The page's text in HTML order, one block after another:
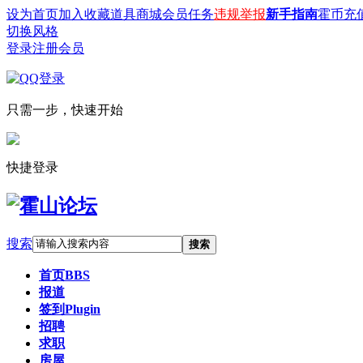
设为首页加入收藏道具商城会员任务违规举报新手指南霍币充
切换风格
登录注册会员
只需一步，快速开始
快捷登录
搜索 搜索
首页BBS
报道
签到Plugin
招聘
求职
房屋